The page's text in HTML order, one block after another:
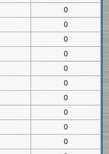
0
0
0
0
0
0
0
0
0
0